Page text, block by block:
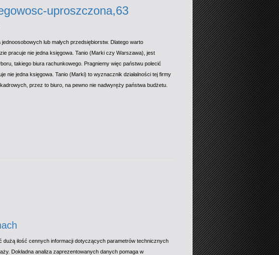
uproszczona,63
lub małych przedsiębiorstw. Dlatego warto
pracuje nie jedna księgowa. Tanio (Marki czy Warszawa), jest
takiego biura rachunkowego. Pragniemy więc państwu polecić
nie jedna księgowa. Tanio (Marki) to wyznacznik działalności tej firmy
przez to biuro, na pewno nie nadwyręży państwa budżetu.
dużą ilość cennych informacji dotyczących parametrów technicznych
Dokładna analiza zaprezentowanych danych pomaga w